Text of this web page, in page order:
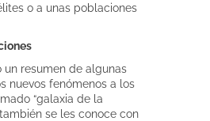
o a unas poblaciones
un resumen de algunas
nuevos fenómenos a los
“galaxia de la
se les conoce con